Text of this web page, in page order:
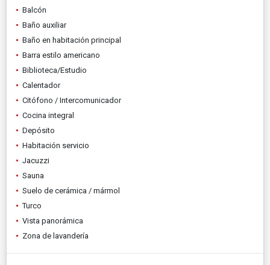
Balcón
Baño auxiliar
Baño en habitación principal
Barra estilo americano
Biblioteca/Estudio
Calentador
Citófono / Intercomunicador
Cocina integral
Depósito
Habitación servicio
Jacuzzi
Sauna
Suelo de cerámica / mármol
Turco
Vista panorámica
Zona de lavandería